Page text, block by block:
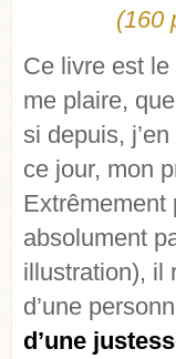
(160
Ce livre est
me plaire,
si depuis,
ce jour, mon
Extrêmement
absolument
illustration), il
d’une
d’une